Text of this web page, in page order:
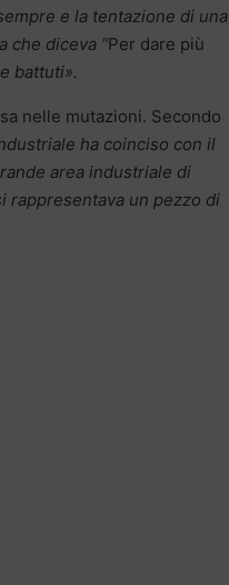
e la tentazione di una
che diceva “Per dare più
battuti».
nelle mutazioni. Secondo
ha coinciso con il
area industriale di
rappresentava un pezzo di